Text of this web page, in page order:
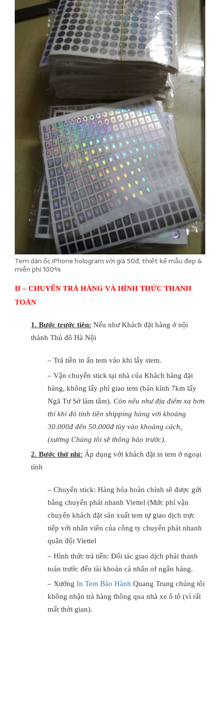
Tem dán ốc iPhone hologram với giá 50đ, thiết kế mẫu đẹp &
miễn phí 100%
II – CHUYỂN TRẢ HÀNG VÀ HÌNH THỨC THANH
TOÁN
1. Bước trước tiên: Nếu như Khách đặt hàng ở nội
thành Thủ đô Hà Nội
– Trả tiền in ấn tem vào khi lấy stem.
– Vận chuyển stick tại nhà của Khách hàng đặt
hàng, không lấy phí giao tem (bán kính 7km lấy
Ngã Tư Sở làm tâm). Còn nếu như địa điểm xa hơn
thì khi đó tính tiền shipping hàng với khoảng
30.000đ đến 50.000đ tùy vào khoảng cách,
(xưởng Chúng tôi sẽ thông báo trước).
2. Bước thứ nhì: Áp dụng với khách đặt in tem ở ngoại
tỉnh
– Chuyển stick: Hàng hóa hoàn chỉnh sẽ được gửi
bằng chuyển phát nhanh Viettel (Mức phí vận
chuyển khách đặt sản xuất tem tự giao dịch trực
tiếp với nhân viên của công ty chuyển phát nhanh
quân đội Viettel
– Hình thức trả tiền: Đối tác giao dịch phải thanh
toán trước đến tài khoản cá nhân of ngân hàng.
– Xưởng In Tem Bảo Hành Quang Trung chúng tôi
không nhận trả hàng thông qua nhà xe ô tô (vì rất
mất thời gian).